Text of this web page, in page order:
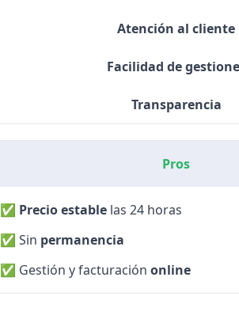
Atención al cliente
Facilidad de
Transparencia
Pros
✅ Precio establelas 24 horas
✅ Sin permanencia
✅ Gestión y facturación online